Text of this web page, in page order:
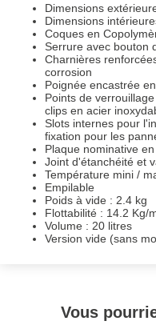
Dimensions
Dimensions
Coques en
Serrure avec bouton
Charnières
corrosion
Poignée encastrée
Points de
clips en acier
Slots internes pour
fixation pour les
Plaque nominative
Joint d'étanchéité et
Température mini /
Empilable
Poids à vide : 2.4 kg
Flottabilité : 14.2 Kg/
Volume : 20 litres
Version vide (sans
Vous